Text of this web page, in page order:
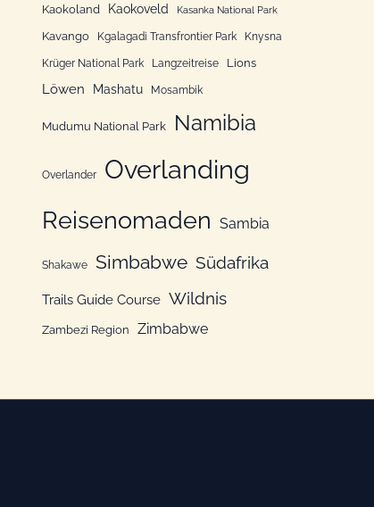
Kaokoland Kaokoveld Kasanka National Park
Kavango Kgalagadi Transfrontier Park Knysna
Krüger National Park Langzeitreise Lions
Löwen Mashatu Mosambik
Mudumu National Park Namibia
Overlander Overlanding
Reisenomaden Sambia
Shakawe Simbabwe Südafrika
Trails Guide Course Wildnis
Zambezi Region Zimbabwe